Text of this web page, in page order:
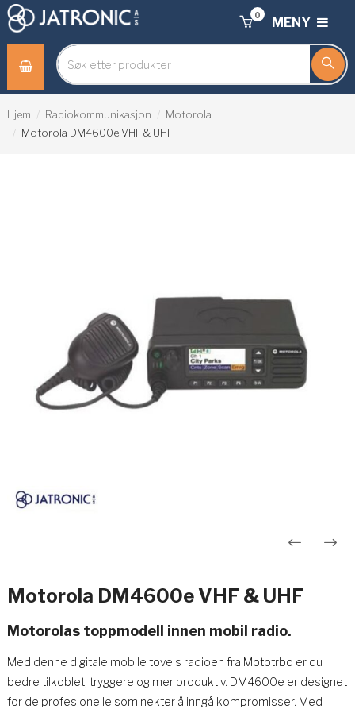
MENY
0
Hjem Radiokommunikasjon
Motorola
Motorola DM4600e VHF & UHF
Motorola DM4600e VHF & UHF
Motorolas toppmodell innen mobil radio.
Med denne digitale mobile toveis radioen fra Mototrbo er du
bedre tilkoblet, tryggere og mer produktiv. DM4600e er designet
for de profesjonelle som nekter å inngå kompromisser. Med